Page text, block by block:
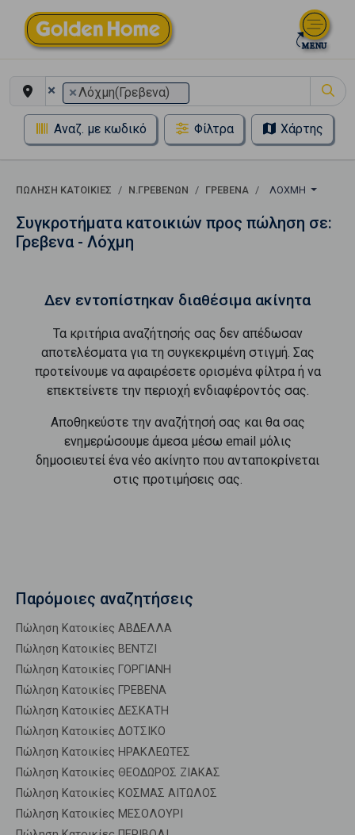
× ×Λόχμη(Γρεβενα)
Αναζ. με κωδικό Φίλτρα Χάρτης
ΠΏΛΗΣΗ ΚΑΤΟΙΚΊΕΣ Ν.ΓΡΕΒΕΝΩΝ ΓΡΕΒΕΝΑ ΛΌΧΜΗ
Συγκροτήματα κατοικιών προς πώληση σε:
Γρεβενα - Λόχμη
Δεν εντοπίστηκαν διαθέσιμα ακίνητα
Τα κριτήρια αναζήτησής σας δεν απέδωσαν
αποτελέσματα για τη συγκεκριμένη στιγμή. Σας
προτείνουμε να αφαιρέσετε ορισμένα φίλτρα ή να
επεκτείνετε την περιοχή ενδιαφέροντός σας.
Αποθηκεύστε την αναζήτησή σας και θα σας
ενημερώσουμε άμεσα μέσω email μόλις
δημοσιευτεί ένα νέο ακίνητο που ανταποκρίνεται
στις προτιμήσεις σας.
Παρόμοιες αναζητήσεις
Πώληση Κατοικίες ΑΒΔΕΛΛΑ
Πώληση Κατοικίες ΒΕΝΤΖΙ
Πώληση Κατοικίες ΓΟΡΓΙΑΝΗ
Πώληση Κατοικίες ΓΡΕΒΕΝΑ
Πώληση Κατοικίες ΔΕΣΚΑΤΗ
Πώληση Κατοικίες ΔΟΤΣΙΚΟ
Πώληση Κατοικίες ΗΡΑΚΛΕΩΤΕΣ
Πώληση Κατοικίες ΘΕΟΔΩΡΟΣ ΖΙΑΚΑΣ
Πώληση Κατοικίες ΚΟΣΜΑΣ ΑΙΤΩΛΟΣ
Πώληση Κατοικίες ΜΕΣΟΛΟΥΡΙ